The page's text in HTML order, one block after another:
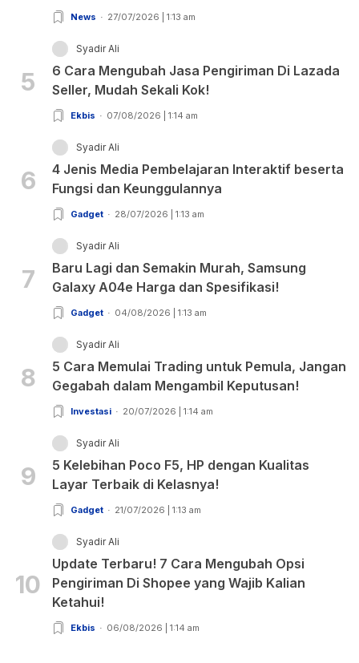
News 27/07/2026 | 1:13 am
5
Syadir Ali
6 Cara Mengubah Jasa Pengiriman Di Lazada
Seller, Mudah Sekali Kok!
Ekbis 07/08/2026 | 1:14 am
6
Syadir Ali
4 Jenis Media Pembelajaran Interaktif beserta
Fungsi dan Keunggulannya
Gadget 28/07/2026 | 1:13 am
7
Syadir Ali
Baru Lagi dan Semakin Murah, Samsung
Galaxy A04e Harga dan Spesifikasi!
Gadget 04/08/2026 | 1:13 am
8
Syadir Ali
5 Cara Memulai Trading untuk Pemula, Jangan
Gegabah dalam Mengambil Keputusan!
Investasi 20/07/2026 | 1:14 am
9
Syadir Ali
5 Kelebihan Poco F5, HP dengan Kualitas
Layar Terbaik di Kelasnya!
Gadget 21/07/2026 | 1:13 am
10
Syadir Ali
Update Terbaru! 7 Cara Mengubah Opsi
Pengiriman Di Shopee yang Wajib Kalian
Ketahui!
Ekbis 06/08/2026 | 1:14 am